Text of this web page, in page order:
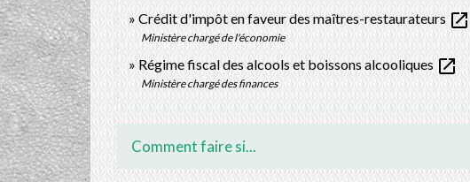
Crédit d'impôt en faveur des maîtres-restaurateursopen_in_new
Ministère chargé de l'économie
Régime fiscal des alcools et boissons alcooliquesopen_in_new
Ministère chargé des finances
Comment faire si...